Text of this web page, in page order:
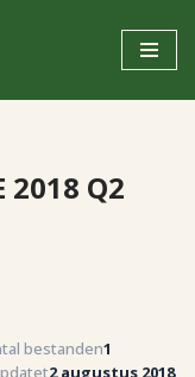
Q2
bestanden1